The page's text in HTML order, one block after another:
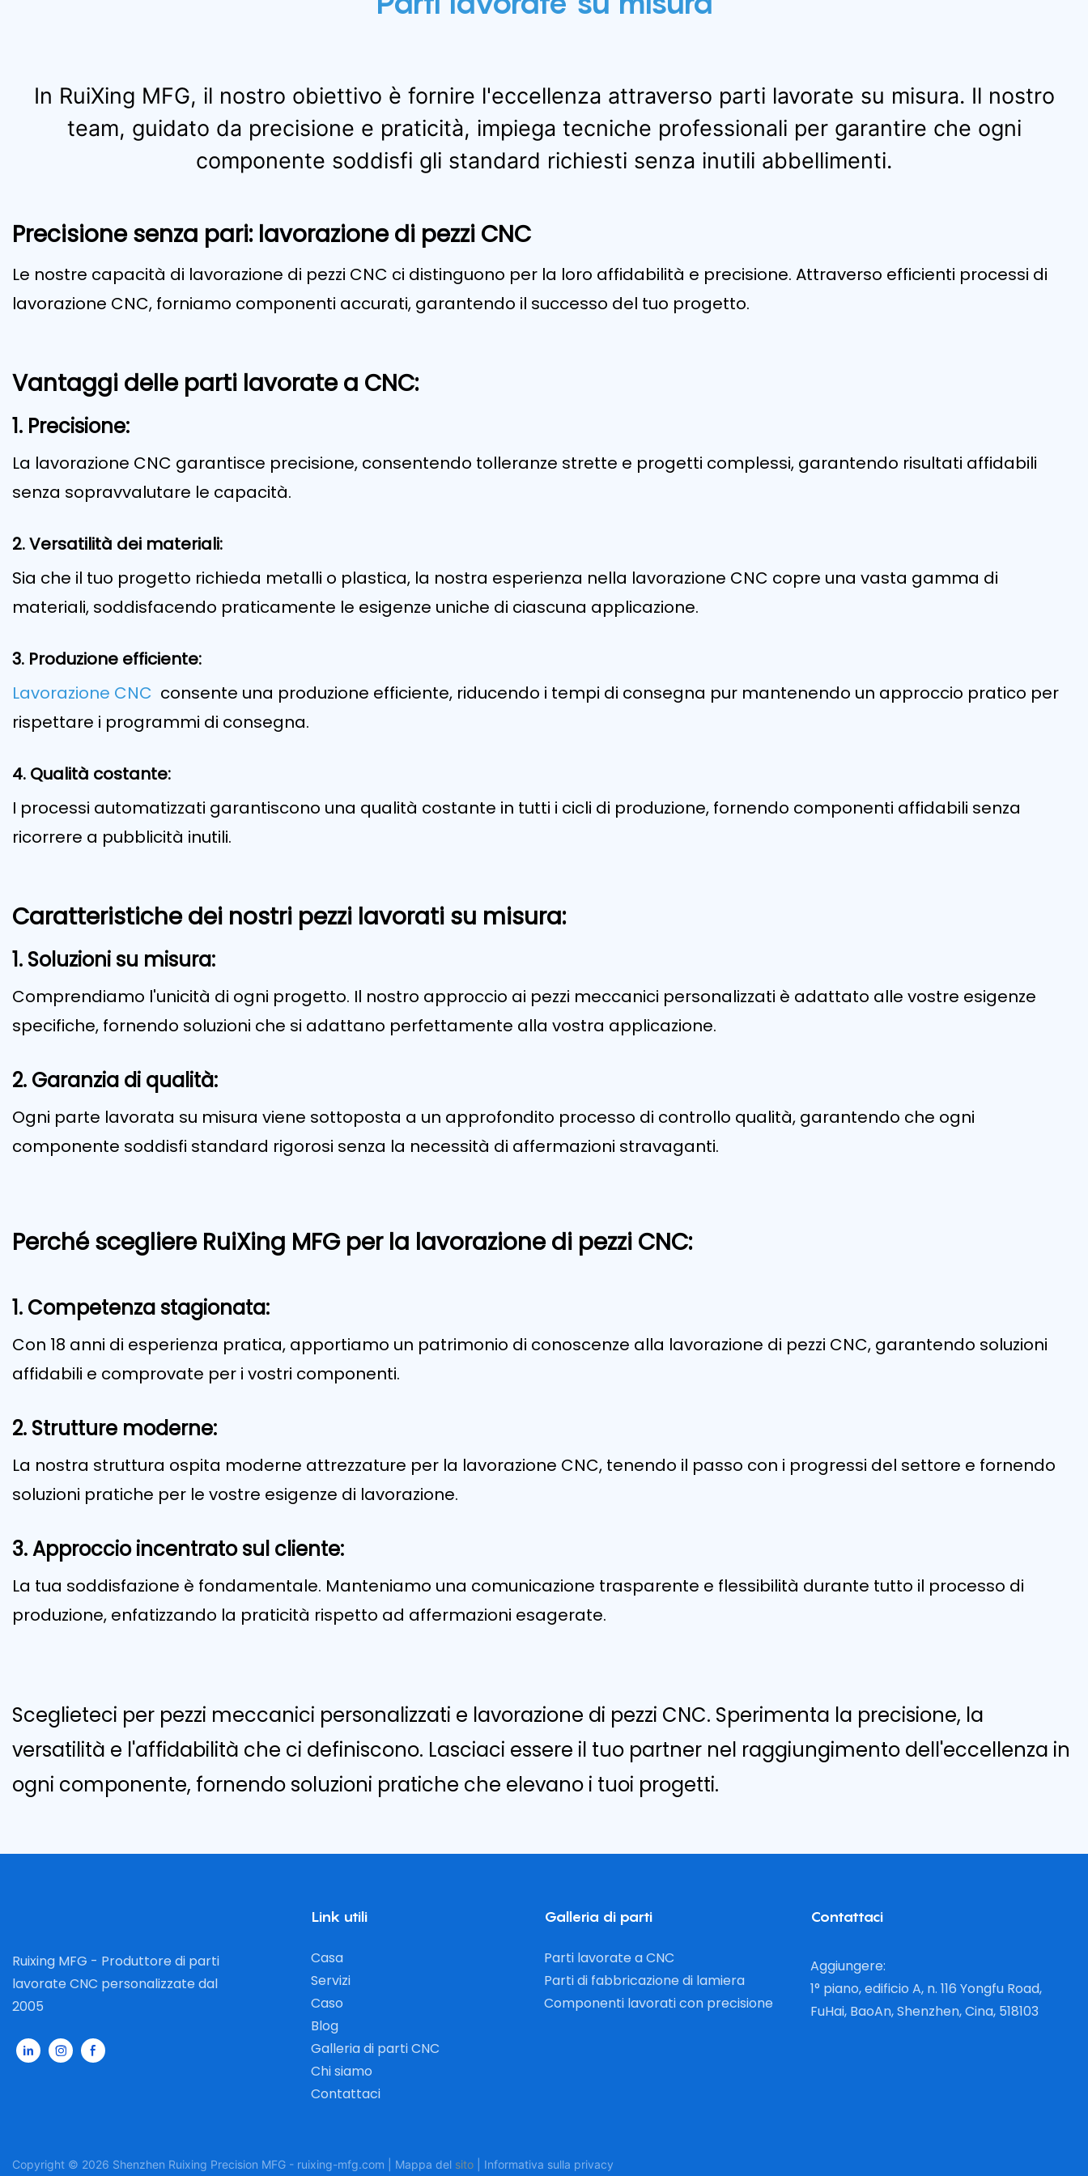
In RuiXing MFG, il nostro obiettivo è fornire l'eccellenza attraverso parti lavorate su misura. Il nostro
team, guidato da precisione e praticità, impiega tecniche professionali per garantire che ogni
componente soddisfi gli standard richiesti senza inutili abbellimenti.
Precisione senza pari: lavorazione di pezzi CNC
Le nostre capacità di lavorazione di pezzi CNC ci distinguono per la loro affidabilità e precisione. Attraverso efficienti processi di
lavorazione CNC, forniamo componenti accurati, garantendo il successo del tuo progetto.
Vantaggi delle parti lavorate a CNC:
1. Precisione:
La lavorazione CNC garantisce precisione, consentendo tolleranze strette e progetti complessi, garantendo risultati affidabili
senza sopravvalutare le capacità.
2. Versatilità dei materiali:
Sia che il tuo progetto richieda metalli o plastica, la nostra esperienza nella lavorazione CNC copre una vasta gamma di
materiali, soddisfacendo praticamente le esigenze uniche di ciascuna applicazione.
3. Produzione efficiente:
Lavorazione CNC consente una produzione efficiente, riducendo i tempi di consegna pur mantenendo un approccio pratico per
rispettare i programmi di consegna.
4. Qualità costante:
I processi automatizzati garantiscono una qualità costante in tutti i cicli di produzione, fornendo componenti affidabili senza
ricorrere a pubblicità inutili.
Caratteristiche dei nostri pezzi lavorati su misura:
1. Soluzioni su misura:
Comprendiamo l'unicità di ogni progetto. Il nostro approccio ai pezzi meccanici personalizzati è adattato alle vostre esigenze
specifiche, fornendo soluzioni che si adattano perfettamente alla vostra applicazione.
2. Garanzia di qualità:
Ogni parte lavorata su misura viene sottoposta a un approfondito processo di controllo qualità, garantendo che ogni
componente soddisfi standard rigorosi senza la necessità di affermazioni stravaganti.
Perché scegliere RuiXing MFG per la lavorazione di pezzi CNC:
1. Competenza stagionata:
Con 18 anni di esperienza pratica, apportiamo un patrimonio di conoscenze alla lavorazione di pezzi CNC, garantendo soluzioni
affidabili e comprovate per i vostri componenti.
2. Strutture moderne:
La nostra struttura ospita moderne attrezzature per la lavorazione CNC, tenendo il passo con i progressi del settore e fornendo
soluzioni pratiche per le vostre esigenze di lavorazione.
3. Approccio incentrato sul cliente:
La tua soddisfazione è fondamentale. Manteniamo una comunicazione trasparente e flessibilità durante tutto il processo di
produzione, enfatizzando la praticità rispetto ad affermazioni esagerate.
Sceglieteci per pezzi meccanici personalizzati e lavorazione di pezzi CNC. Sperimenta la precisione, la
versatilità e l'affidabilità che ci definiscono. Lasciaci essere il tuo partner nel raggiungimento dell'eccellenza in
ogni componente, fornendo soluzioni pratiche che elevano i tuoi progetti.
Ruixing MFG - Produttore di parti
lavorate CNC personalizzate dal
2005
Link utili
Casa
Servizi
Caso
Blog
Galleria di parti CNC
Chi siamo
Contattaci
Galleria di parti
Parti lavorate a CNC
Parti di fabbricazione di lamiera
Componenti lavorati con precisione
Contattaci
Aggiungere:
1° piano, edificio A, n. 116 Yongfu Road,
FuHai, BaoAn, Shenzhen, Cina, 518103
Copyright © 2026 Shenzhen Ruixing Precision MFG - ruixing-mfg.com | Mappa del sito Informativa sulla privacy